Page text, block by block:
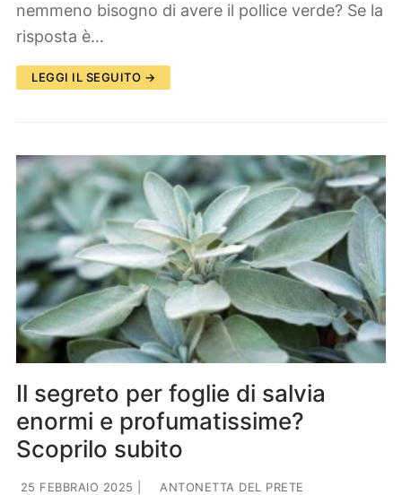
nemmeno bisogno di avere il pollice verde? Se la
risposta è…
LEGGI IL SEGUITO →
Il segreto per foglie di salvia
enormi e profumatissime?
Scoprilo subito
25 FEBBRAIO 2025
ANTONETTA DEL PRETE